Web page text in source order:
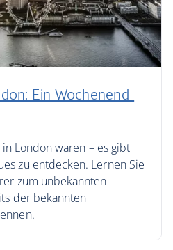
Ein Wochenend-
London waren – es gibt
zu entdecken. Lernen Sie
zum unbekannten
der bekannten